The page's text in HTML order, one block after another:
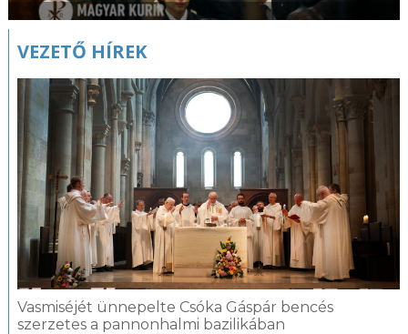
VEZETŐ HÍREK
Vasmiséjét ünnepelte Csóka Gáspár bencés
szerzetes a pannonhalmi bazilikában